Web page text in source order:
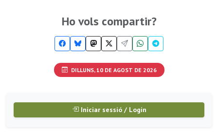
Ho vols compartir?
DILLUNS, 10 DE AGOST DE 2026
Iniciar sessió / Login